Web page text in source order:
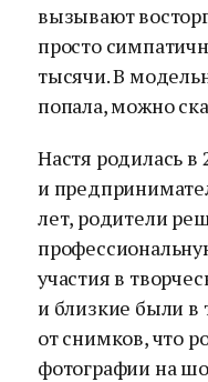
вызывают
просто
тысячи. В
попала, можно
Настя родилась в
и
лет, родители
участия в
и близкие были в
от снимков, что
фотографии на